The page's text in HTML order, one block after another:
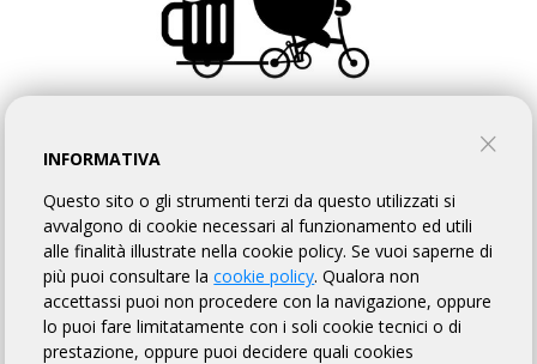
MOSTRA EVENTI IN CORSO
EVENTI CONCLUSI
SUPER RANDONNÉE
INFORMATIVA
Questo sito o gli strumenti terzi da questo utilizzati si
avvalgono di cookie necessari al funzionamento ed utili
alle finalità illustrate nella cookie policy. Se vuoi saperne di
più puoi consultare lacookie policy. Qualora non
accettassi puoi non procedere con la navigazione, oppure
lo puoi fare limitatamente con i soli cookie tecnici o di
prestazione, oppure puoi decidere quali cookies